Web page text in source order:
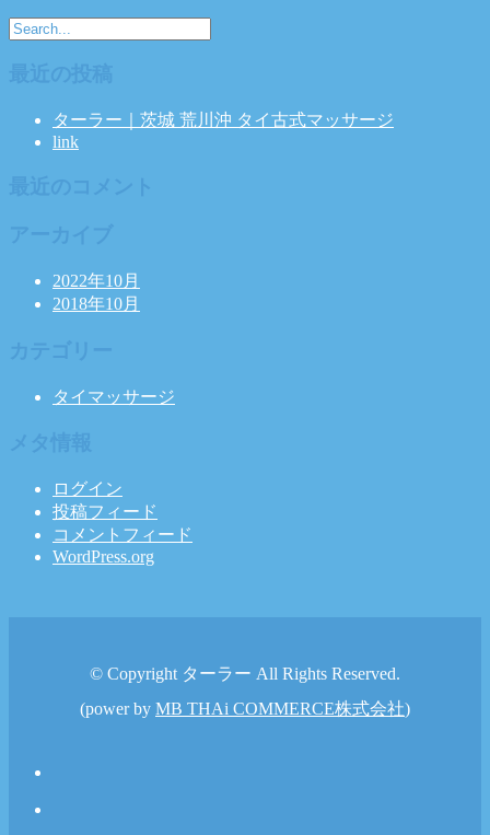
ターラー｜茨城 荒川沖 タイ古式マッサージ
link
2022年10月
2018年10月
タイマッサージ
ログイン
投稿フィード
コメントフィード
WordPress.org
© Copyright ターラー All Rights Reserved.
(power by MB THAi COMMERCE株式会社)